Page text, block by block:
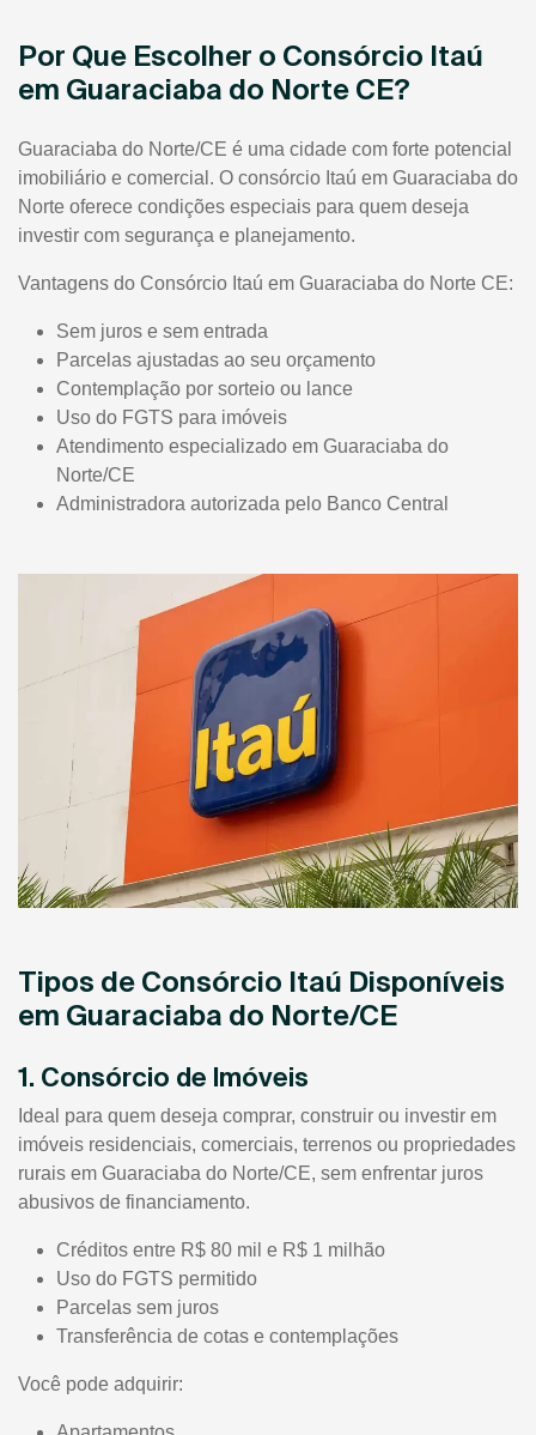
Por Que Escolher o Consórcio Itaú
em Guaraciaba do Norte CE?
Guaraciaba do Norte/CE é uma cidade com forte potencial
imobiliário e comercial. O consórcio Itaú em Guaraciaba do
Norte oferece condições especiais para quem deseja
investir com segurança e planejamento.
Vantagens do Consórcio Itaú em Guaraciaba do Norte CE:
Sem juros e sem entrada
Parcelas ajustadas ao seu orçamento
Contemplação por sorteio ou lance
Uso do FGTS para imóveis
Atendimento especializado em Guaraciaba do
Norte/CE
Administradora autorizada pelo Banco Central
Tipos de Consórcio Itaú Disponíveis
em Guaraciaba do Norte/CE
1. Consórcio de Imóveis
Ideal para quem deseja comprar, construir ou investir em
imóveis residenciais, comerciais, terrenos ou propriedades
rurais em Guaraciaba do Norte/CE, sem enfrentar juros
abusivos de financiamento.
Créditos entre R$ 80 mil e R$ 1 milhão
Uso do FGTS permitido
Parcelas sem juros
Transferência de cotas e contemplações
Você pode adquirir: